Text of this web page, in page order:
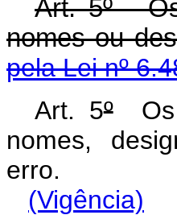
Art. 5º -
nomes ou
pela Lei nº
Art. 5ºOs
nomes,
(Vigência)